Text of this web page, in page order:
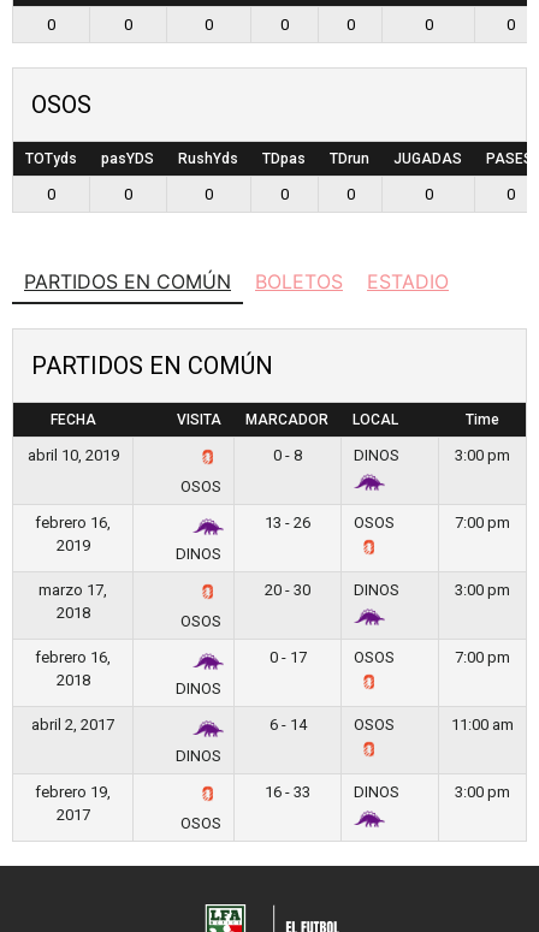
0 0 0 0 0 0 0
OSOS
TOTyds pasYDS RushYds TDpas TDrun JUGADAS PASES
0 0 0 0 0 0 0
PARTIDOS EN COMÚN BOLETOS ESTADIO
PARTIDOS EN COMÚN
FECHA VISITA MARCADOR LOCAL Time
abril 10, 2019
OSOS
0 - 8 DINOS 3:00 pm
febrero 16,
2019
DINOS
13 - 26 OSOS 7:00 pm
marzo 17,
2018
OSOS
20 - 30 DINOS 3:00 pm
febrero 16,
2018
DINOS
0 - 17 OSOS 7:00 pm
abril 2, 2017
DINOS
6 - 14 OSOS 11:00 am
febrero 19,
2017
OSOS
16 - 33 DINOS 3:00 pm